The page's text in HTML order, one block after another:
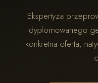
Ekspertyza
dyplomowanego
konkretna oferta,